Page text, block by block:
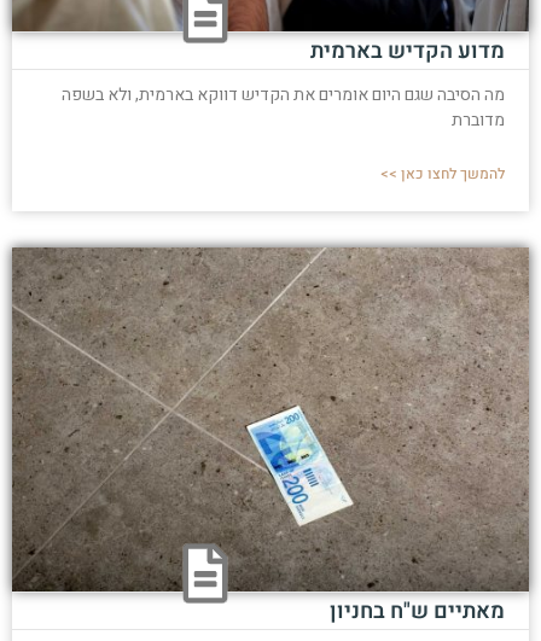
מדוע הקדיש בארמית
מה הסיבה שגם היום אומרים את הקדיש דווקא בארמית, ולא בשפה
מדוברת
להמשך לחצו כאן >>
מאתיים ש"ח בחניון